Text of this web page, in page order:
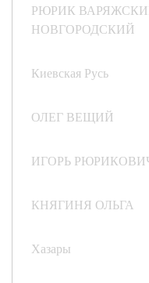
РЮРИК
НОВГОРОДСКИЙ
Киевская Русь
ОЛЕГ ВЕЩИЙ
ИГОРЬ
КНЯГИНЯ ОЛЬГА
Хазары